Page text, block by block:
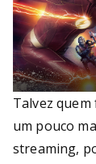
Talvez quem
um pouco
streaming,